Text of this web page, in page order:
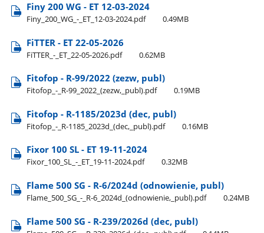
Finy 200 WG - ET 12-03-2024
Finy​_200​_WG​_-​_ET​_12-03-2024.pdf 0.49MB
FiTTER - ET 22-05-2026
FiTTER​_-​_ET​_22-05-2026.pdf 0.62MB
Fitofop - R-99/2022 (zezw, publ)
Fitofop​_-​_R-99​_2022​_(zezw,​_publ).pdf 0.19MB
Fitofop - R-1185/2023d (dec, publ)
Fitofop​_-​_R-1185​_2023d​_(dec,​_publ).pdf 0.16MB
Fixor 100 SL - ET 19-11-2024
Fixor​_100​_SL​_-​_ET​_19-11-2024.pdf 0.32MB
Flame 500 SG - R-6/2024d (odnowienie, publ)
Flame​_500​_SG​_-​_R-6​_2024d​_(odnowienie,​_publ).pdf 0.24MB
Flame 500 SG - R-239/2026d (dec, publ)